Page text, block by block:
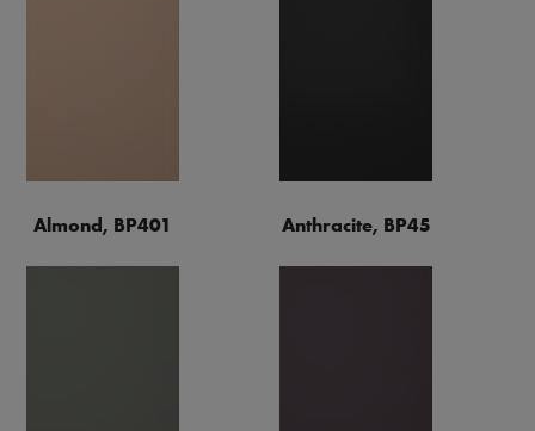
Almond, BP401 Anthracite, BP45